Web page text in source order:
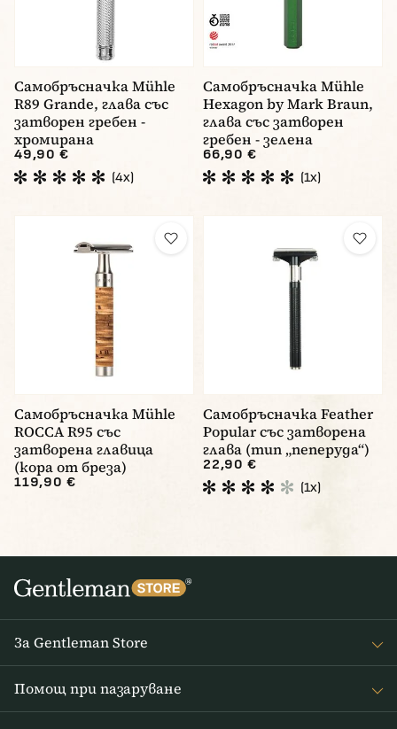
Самобръсначка Mühle
R89 Grande, глава със
затворен гребен -
хромирана
49,90 €
(4x)
Самобръсначка Mühle
Hexagon by Mark Braun,
глава със затворен
гребен - зелена
66,90 €
(1x)
Самобръсначка Mühle
ROCCA R95 със
затворена главица
(кора от бреза)
119,90 €
Самобръсначка Feather
Popular със затворена
глава (тип „пеперуда“)
22,90 €
(1x)
За Gentleman Store
Помощ при пазаруване